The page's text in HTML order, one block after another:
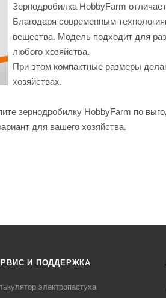
Зернодробилка HobbyFarm
Благодаря современным
вещества. Модель подходит для
любого хозяйства.
При этом компактные размеры
хозяйствах.
зернодробилку HobbyFarm по
для вашего хозяйства.
И ПОДДЕРЖКА
электропастуха